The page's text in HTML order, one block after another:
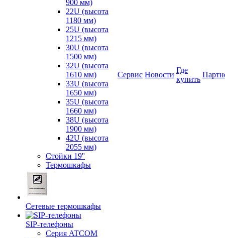
900 мм)
22U (высота
1180 мм)
25U (высота
1215 мм)
30U (высота
1500 мм)
32U (высота
1610 мм)
33U (высота
1650 мм)
35U (высота
1660 мм)
38U (высота
1900 мм)
42U (высота
2055 мм)
Стойки 19''
Термошкафы
Сетевые термошкафы
SIP-телефоны
Серия ATCOM
Сервис Новости
Где
купить